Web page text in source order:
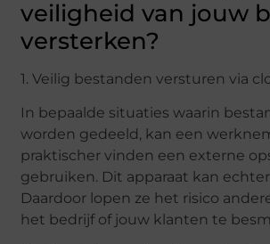
veiligheid van jouw
versterken?
1. Veilig bestanden versturen via
In bepaalde situaties waarin
worden gedeeld, kan een
praktischer vinden een externe
gebruiken. Dit apparaat kan
Daardoor lopen ze het risico
het bedrijf of jouw klanten te